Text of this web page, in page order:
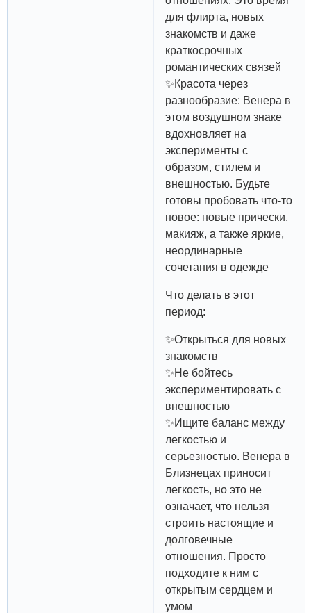
для флирта, новых
знакомств и даже
краткосрочных
романтических связей
✨Красота через
разнообразие: Венера в
этом воздушном знаке
вдохновляет на
эксперименты с
образом, стилем и
внешностью. Будьте
готовы пробовать что-то
новое: новые прически,
макияж, а также яркие,
неординарные
сочетания в одежде
Что делать в этот
период:
✨Открыться для новых
знакомств
✨Не бойтесь
экспериментировать с
внешностью
✨Ищите баланс между
легкостью и
серьезностью. Венера в
Близнецах приносит
легкость, но это не
означает, что нельзя
строить настоящие и
долговечные
отношения. Просто
подходите к ним с
открытым сердцем и
умом